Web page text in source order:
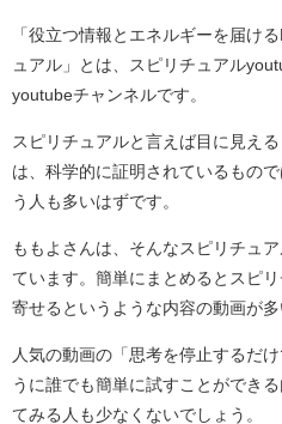
「役立つ情報とエネルギーを届け
ュアル」とは、スピリチュアル
youtubeチャンネルです。
スピリチュアルと言えば目に見え
は、科学的に証明されているもの
う人も多いはずです。
ももよさんは、そんなスピリチュ
ています。簡単にまとめるとスピ
寄せるというような内容の動画が多
人気の動画の「思考を停止するだ
うに誰でも簡単に試すことができ
てみる人も少なくないでしょう。